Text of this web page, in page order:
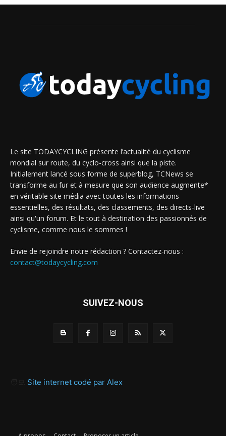
Le site TODAYCYCLING présente l’actualité du cyclisme
mondial sur route, du cyclo-cross ainsi que la piste.
Initialement lancé sous forme de superblog, TCNews se
transforme au fur et à mesure que son audience augmente*
en véritable site média avec toutes les informations
essentielles, des résultats, des classements, des directs-live
ainsi qu'un forum. Et le tout à destination des passionnés de
cyclisme, comme nous le sommes !
Envie de rejoindre notre rédaction ? Contactez-nous :
contact@todaycycling.com
SUIVEZ-NOUS
Site internet codé par Alex